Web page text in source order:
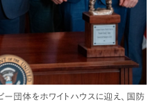
団体をホワイトハウスに迎え、国防